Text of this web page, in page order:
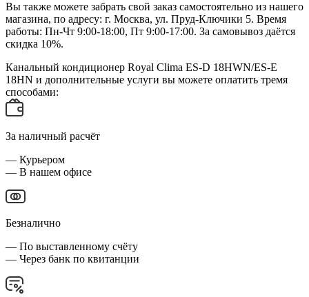
Вы также можете забрать свой заказ самостоятельно из нашего
магазина, по адресу: г. Москва, ул. Пруд-Ключики 5. Время
работы: Пн-Чт 9:00-18:00, Пт 9:00-17:00. За самовывоз даётся
скидка 10%.
Канальный кондиционер Royal Clima ES-D 18HWN/ES-E
18HN и дополнительные услуги вы можете оплатить тремя
способами:
За наличный расчёт
— Курьером
— В нашем офисе
Безналично
— По выставленному счёту
— Через банк по квитанции